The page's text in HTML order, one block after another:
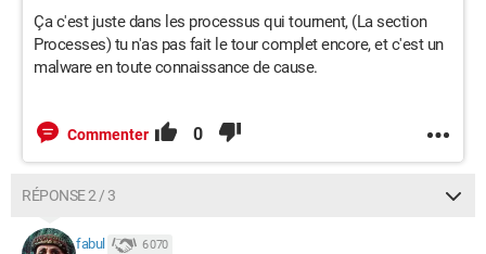
Ça c'est juste dans les processus qui tournent, (La section
Processes) tu n'as pas fait le tour complet encore, et c'est un
malware en toute connaissance de cause.
Commenter 0
RÉPONSE 2 / 3
fabul 6 070